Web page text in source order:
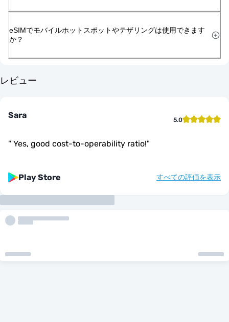
eSIMでモバイルホットスポットやテザリングは使用できます
か？
レビュー
Sara 5.0
" Yes, good cost-to-operability ratio!"
Play Store すべての評価を表示